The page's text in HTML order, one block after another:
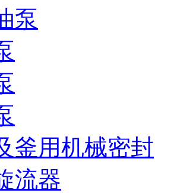
泵
釜用机械密封
流器